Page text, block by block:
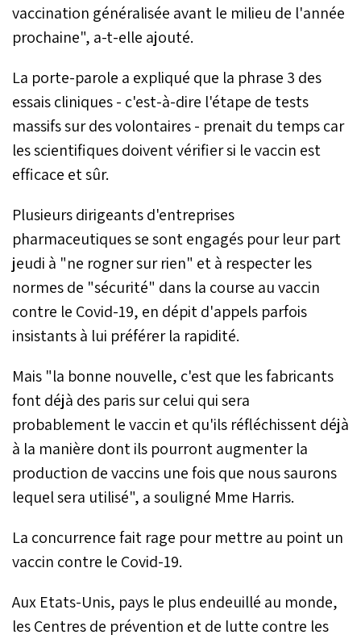
vaccination généralisée avant le milieu de l'année
prochaine", a-t-elle ajouté.
La porte-parole a expliqué que la phrase 3 des
essais cliniques - c'est-à-dire l'étape de tests
massifs sur des volontaires - prenait du temps car
les scientifiques doivent vérifier si le vaccin est
efficace et sûr.
Plusieurs dirigeants d'entreprises
pharmaceutiques se sont engagés pour leur part
jeudi à "ne rogner sur rien" et à respecter les
normes de "sécurité" dans la course au vaccin
contre le Covid-19, en dépit d'appels parfois
insistants à lui préférer la rapidité.
Mais "la bonne nouvelle, c'est que les fabricants
font déjà des paris sur celui qui sera
probablement le vaccin et qu'ils réfléchissent déjà
à la manière dont ils pourront augmenter la
production de vaccins une fois que nous saurons
lequel sera utilisé", a souligné Mme Harris.
La concurrence fait rage pour mettre au point un
vaccin contre le Covid-19.
Aux Etats-Unis, pays le plus endeuillé au monde,
les Centres de prévention et de lutte contre les